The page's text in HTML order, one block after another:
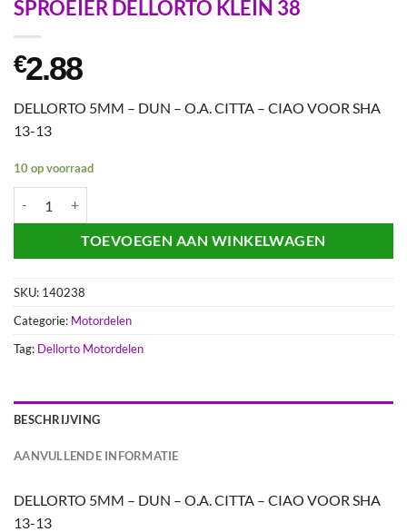
SPROEIER DELLORTO KLEIN 38
€2.88
DELLORTO 5MM – DUN – O.A. CITTA – CIAO VOOR SHA
13-13
10 op voorraad
TOEVOEGEN AAN WINKELWAGEN
SKU: 140238
Categorie: Motordelen
Tag: Dellorto Motordelen
BESCHRIJVING
AANVULLENDE INFORMATIE
DELLORTO 5MM – DUN – O.A. CITTA – CIAO VOOR SHA
13-13